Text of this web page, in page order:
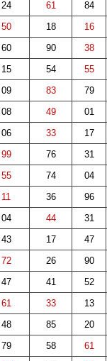
24 61 84
50 18 16
60 90 38
15 54 55
09 83 79
08 49 01
06 33 17
99 76 31
55 74 04
11 36 96
04 44 31
43 17 47
72 26 90
47 41 52
61 33 13
48 85 20
79 58 61